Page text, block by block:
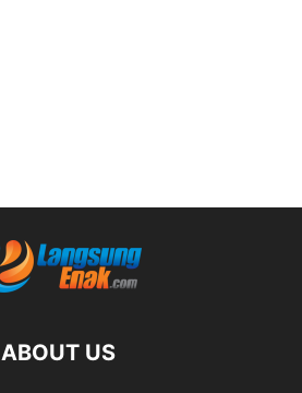
ABOUT US